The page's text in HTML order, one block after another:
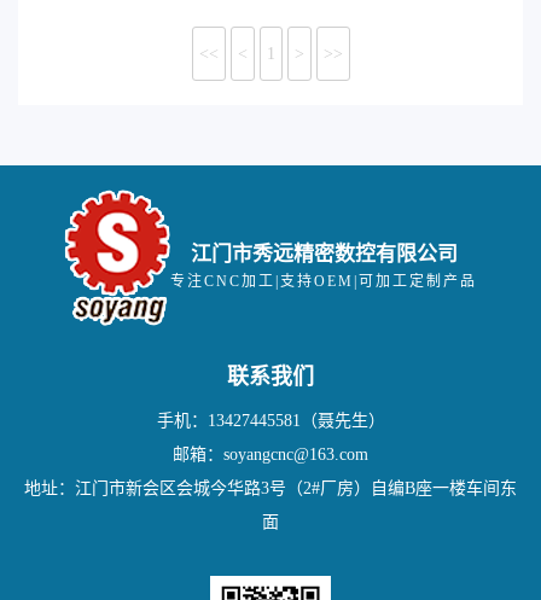
<< < 1 > >>
江门市秀远精密数控有限公司
专注CNC加工|支持OEM|可加工定制产品
联系我们
手机：13427445581（聂先生）
邮箱：soyangcnc@163.com
地址：江门市新会区会城今华路3号（2#厂房）自编B座一楼车间东
面